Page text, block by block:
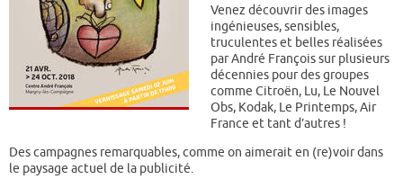
Venez découvrir des images
ingénieuses, sensibles,
truculentes et belles réalisées
par André François sur plusieurs
décennies pour des groupes
comme Citroën, Lu, Le Nouvel
Obs, Kodak, Le Printemps, Air
France et tant d’autres !
Des campagnes remarquables, comme on aimerait en (re)voir dans
le paysage actuel de la publicité.